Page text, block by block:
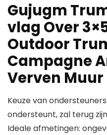
Gujugm
vlag Over
Outdoor
Campagne
Verven
Keuze van
ondersteunt, zal terug
Ideale afmetingen: